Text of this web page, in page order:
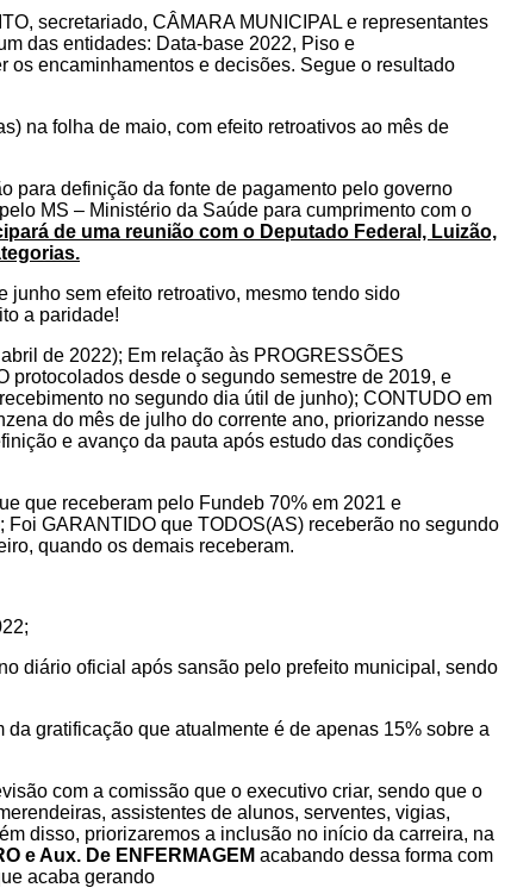
secretariado, CÂMARA MUNICIPAL e representantes
das entidades: Data-base 2022, Piso e
os encaminhamentos e decisões. Segue o resultado
na folha de maio, com efeito retroativos ao mês de
para definição da fonte de pagamento pelo governo
MS – Ministério da Saúde para cumprimento com o
de uma reunião com o Deputado Federal, Luizão,
junho sem efeito retroativo, mesmo tendo sido
a paridade!
de 2022); Em relação às PROGRESSÕES
protocolados desde o segundo semestre de 2019, e
no segundo dia útil de junho); CONTUDO em
do mês de julho do corrente ano, priorizando nesse
e avanço da pauta após estudo das condições
que receberam pelo Fundeb 70% em 2021 e
Foi GARANTIDO que TODOS(AS) receberão no segundo
quando os demais receberam.
diário oficial após sansão pelo prefeito municipal, sendo
da gratificação que atualmente é de apenas 15% sobre a
com a comissão que o executivo criar, sendo que o
assistentes de alunos, serventes, vigias,
disso, priorizaremos a inclusão no início da carreira, na
e Aux. De ENFERMAGEM acabando dessa forma com
acaba gerando